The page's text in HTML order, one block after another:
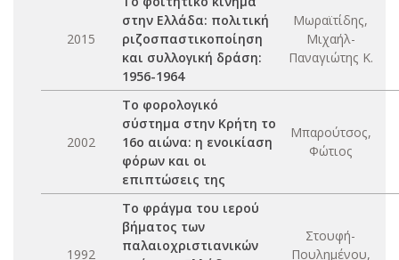
2015
στην Ελλάδα: πολιτική
ριζοσπαστικοποίηση
και συλλογική δράση:
1956-1964
Μωραϊτίδης,
Μιχαήλ-
Παναγιώτης Κ.
2002
Το φορολογικό
σύστημα στην Κρήτη το
16ο αιώνα: η ενοικίαση
φόρων και οι
επιπτώσεις της
Μπαρούτσος,
Φώτιος
1992
Το φράγμα του ιερού
βήματος των
παλαιοχριστιανικών
Στουφή-
Πουλημένου,